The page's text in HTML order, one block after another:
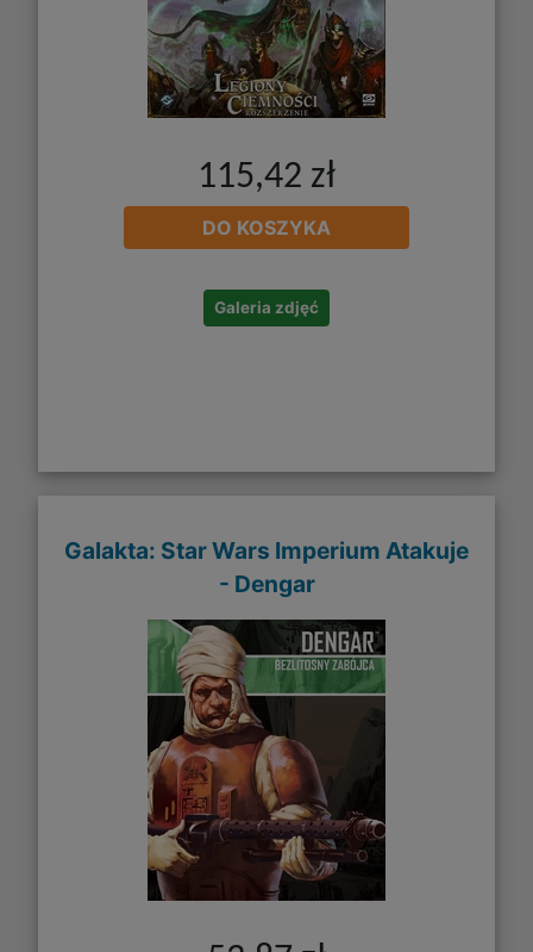
115,42 zł
DO KOSZYKA
Galeria zdjęć
Galakta: Star Wars Imperium Atakuje
- Dengar